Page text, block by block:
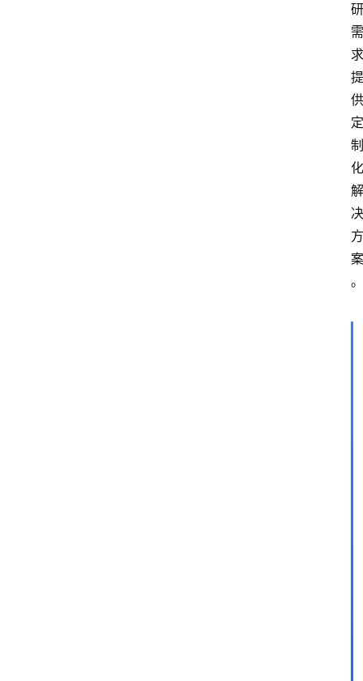
研
需
求
提
供
定
制
化
解
决
方
案
。